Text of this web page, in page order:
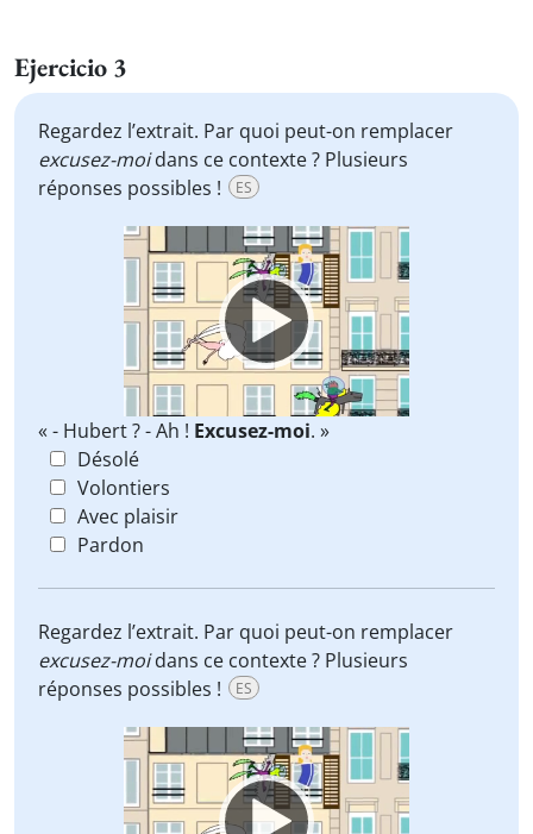
Ejercicio 3
Regardez l’extrait. Par quoi peut-on remplacer
excusez-moidans ce contexte ? Plusieurs
réponses possibles !
ES
Video
Player
« - Hubert ? - Ah ! Excusez-moi. »
Désolé
Volontiers
Avec plaisir
Pardon
Regardez l’extrait. Par quoi peut-on remplacer
excusez-moidans ce contexte ? Plusieurs
réponses possibles !
ES
Video
Player